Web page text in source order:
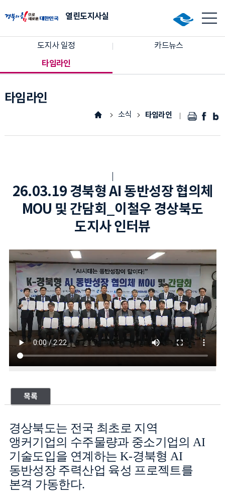
열린도지사실
도지사 일정 카드뉴스
타임라인
타임라인
소식 타임라인
26.03.19 경북형 AI 동반성장 협의체
MOU 및 간담회_이철우 경상북도
도지사 인터뷰
목록
경상북도는 전국 최초로 지역
앵커기업의 수주물량과 중소기업의 AI
기술도입을 연계하는 K-경북형 AI
동반성장 주력산업 육성 프로젝트를
본격 가동한다.